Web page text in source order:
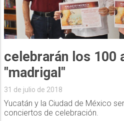
celebrarán los 100
"madrigal"
31 de julio de 2018
Yucatán y la Ciudad de México
conciertos de celebración.